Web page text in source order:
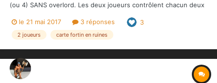
(ou 4) SANS overlord. Les deux joueurs contrôlent chacun deux
s'affrontent dans un vieux fortin pour récupérer de fabuleuses
gemmes. L'originalité du sc...
le 21 mai 2017 3 réponses 3
2 joueurs carte fortin en ruines